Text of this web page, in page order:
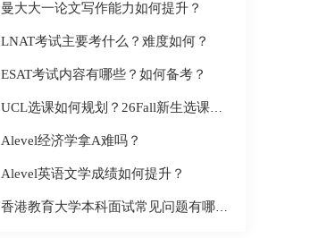
曼大大一论文写作能力如何提升？
LNAT考试主要考什么？难度如何？
ESAT考试内容有哪些？如何备考？
UCL选课如何规划？26Fall新生选课需要注意什么？
Alevel经济学拿A难吗？
Alevel英语文学成绩如何提升？
香港教育大学本科面试常见问题有哪些？如何准备面试？